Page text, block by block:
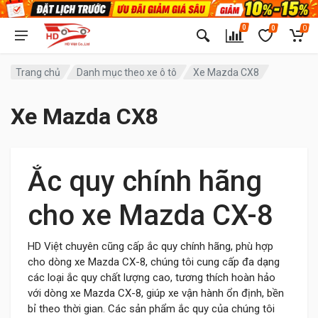
0 0 0
Trang chủ Danh mục theo xe ô tô Xe Mazda CX8
Xe Mazda CX8
Ắc quy chính hãng
cho xe Mazda CX-8
HD Việt chuyên cũng cấp ắc quy chính hãng, phù hợp
cho dòng xe Mazda CX-8, chúng tôi cung cấp đa dạng
các loại ắc quy chất lượng cao, tương thích hoàn hảo
với dòng xe Mazda CX-8, giúp xe vận hành ổn định, bền
bỉ theo thời gian. Các sản phẩm ắc quy của chúng tôi